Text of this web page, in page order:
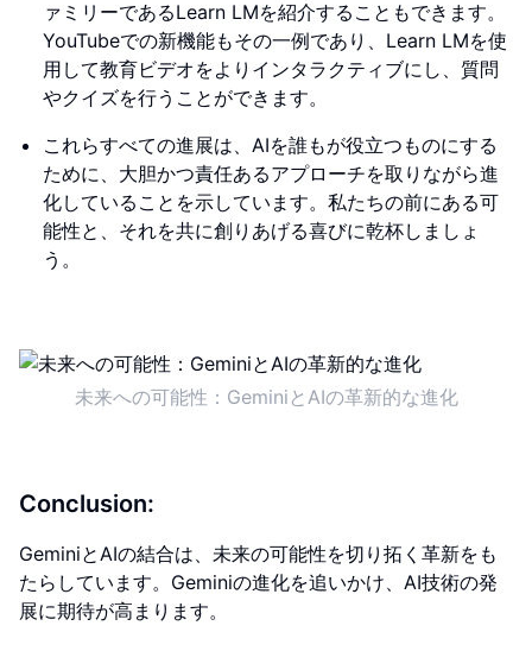
ァミリーであるLearn LMを紹介することもできます。
YouTubeでの新機能もその一例であり、Learn LMを使
用して教育ビデオをよりインタラクティブにし、質問
やクイズを行うことができます。
これらすべての進展は、AIを誰もが役立つものにする
ために、大胆かつ責任あるアプローチを取りながら進
化していることを示しています。私たちの前にある可
能性と、それを共に創りあげる喜びに乾杯しましょ
う。
未来への可能性：GeminiとAIの革新的な進化
Conclusion:
GeminiとAIの結合は、未来の可能性を切り拓く革新をも
たらしています。Geminiの進化を追いかけ、AI技術の発
展に期待が高まります。